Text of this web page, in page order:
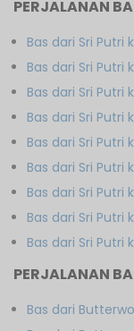
PERJALANAN
Bas dari Sri Putri
Bas dari Sri Putri
Bas dari Sri
Bas dari Sri Putri
Bas dari Sri Putri
Bas dari Sri Putri
Bas dari Sri Putri
Bas dari Sri
Bas dari Sri Putri
PERJALANAN
Bas dari